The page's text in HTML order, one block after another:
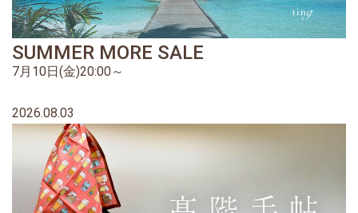
SUMMER MORE SALE
7月10日(金)20:00～
2026.08.03